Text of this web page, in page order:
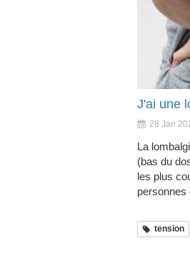
J'ai une
28 Jan
La
(bas du
les plus
personnes
tension